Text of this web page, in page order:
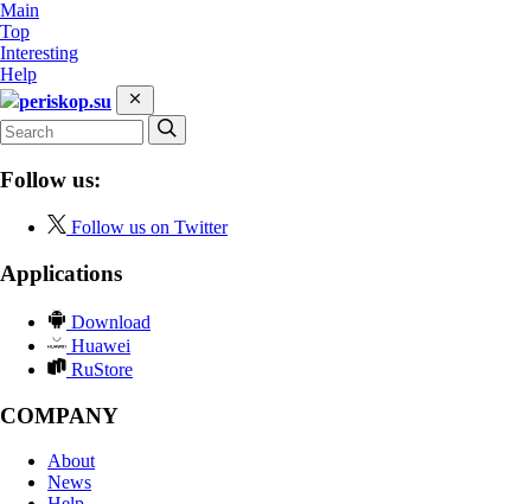
Main
Top
Interesting
Help
periskop.su
Follow us:
Follow us on Twitter
Applications
Download
Huawei
RuStore
COMPANY
About
News